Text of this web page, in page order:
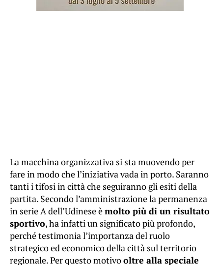
La macchina organizzativa si sta muovendo per
fare in modo che l’iniziativa vada in porto. Saranno
tanti i tifosi in città che seguiranno gli esiti della
partita. Secondo l’amministrazione la permanenza
in serie A dell’Udinese èmolto più di un risultato
sportivo, ha infatti un significato più profondo,
perché testimonia l’importanza del ruolo
strategico ed economico della città sul territorio
regionale. Per questo motivooltre alla speciale